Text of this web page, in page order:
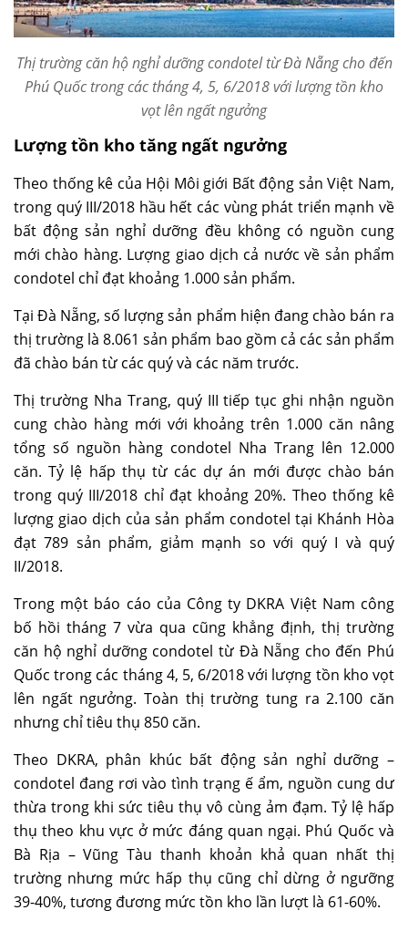
Thị trường căn hộ nghỉ dưỡng condotel từ Đà Nẵng cho đến
Phú Quốc trong các tháng 4, 5, 6/2018 với lượng tồn kho
vọt lên ngất ngưởng
Lượng tồn kho tăng ngất ngưởng
Theo thống kê của Hội Môi giới Bất động sản Việt Nam,
trong quý III/2018 hầu hết các vùng phát triển mạnh về
bất động sản nghỉ dưỡng đều không có nguồn cung
mới chào hàng. Lượng giao dịch cả nước về sản phẩm
condotel chỉ đạt khoảng 1.000 sản phẩm.
Tại Đà Nẵng, số lượng sản phẩm hiện đang chào bán ra
thị trường là 8.061 sản phẩm bao gồm cả các sản phẩm
đã chào bán từ các quý và các năm trước.
Thị trường Nha Trang, quý III tiếp tục ghi nhận nguồn
cung chào hàng mới với khoảng trên 1.000 căn nâng
tổng số nguồn hàng condotel Nha Trang lên 12.000
căn. Tỷ lệ hấp thụ từ các dự án mới được chào bán
trong quý III/2018 chỉ đạt khoảng 20%. Theo thống kê
lượng giao dịch của sản phẩm condotel tại Khánh Hòa
đạt 789 sản phẩm, giảm mạnh so với quý I và quý
II/2018.
Trong một báo cáo của Công ty DKRA Việt Nam công
bố hồi tháng 7 vừa qua cũng khẳng định, thị trường
căn hộ nghỉ dưỡng condotel từ Đà Nẵng cho đến Phú
Quốc trong các tháng 4, 5, 6/2018 với lượng tồn kho vọt
lên ngất ngưởng. Toàn thị trường tung ra 2.100 căn
nhưng chỉ tiêu thụ 850 căn.
Theo DKRA, phân khúc bất động sản nghỉ dưỡng –
condotel đang rơi vào tình trạng ế ẩm, nguồn cung dư
thừa trong khi sức tiêu thụ vô cùng ảm đạm. Tỷ lệ hấp
thụ theo khu vực ở mức đáng quan ngại. Phú Quốc và
Bà Rịa – Vũng Tàu thanh khoản khả quan nhất thị
trường nhưng mức hấp thụ cũng chỉ dừng ở ngưỡng
39-40%, tương đương mức tồn kho lần lượt là 61-60%.